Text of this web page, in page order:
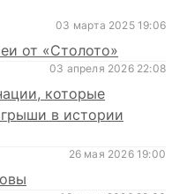
03 марта 2025 19:06
от «Столото»
03 апреля 2026 22:08
которые
в истории
26 мая 2026 19:00